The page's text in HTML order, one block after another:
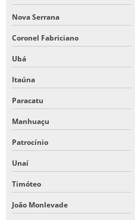
Nova Serrana
Coronel Fabriciano
Ubá
Itaúna
Paracatu
Manhuaçu
Patrocínio
Unaí
Timóteo
João Monlevade